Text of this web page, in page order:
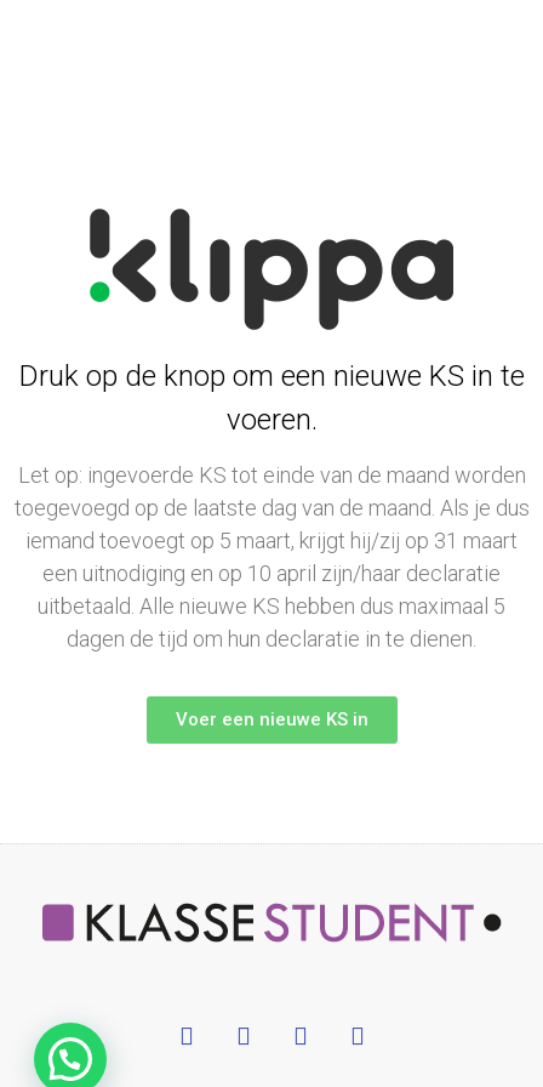
Druk op de knop om een nieuwe KS in te
voeren.
Let op: ingevoerde KS tot einde van de maand worden
toegevoegd op de laatste dag van de maand. Als je dus
iemand toevoegt op 5 maart, krijgt hij/zij op 31 maart
een uitnodiging en op 10 april zijn/haar declaratie
uitbetaald. Alle nieuwe KS hebben dus maximaal 5
dagen de tijd om hun declaratie in te dienen.
Voer een nieuwe KS in